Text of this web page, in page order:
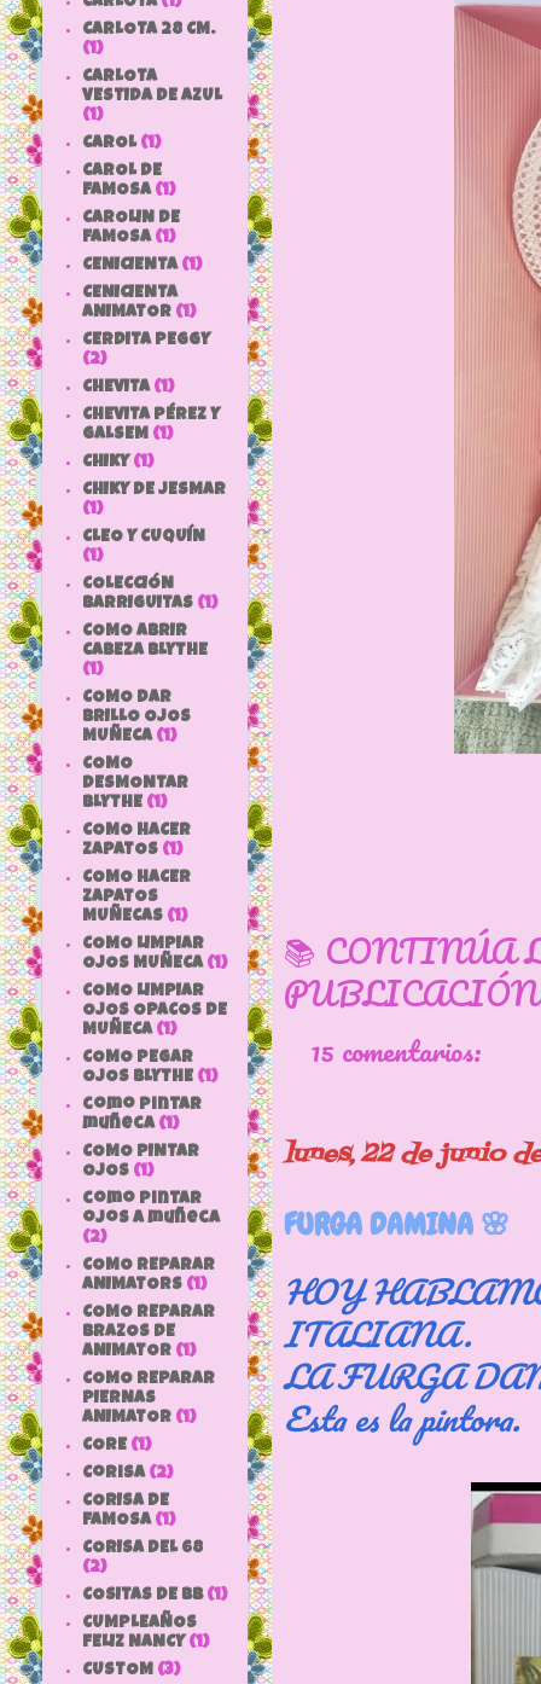
📚 CONTINÚA
15 comentarios:
lunes, 22 de junio
FURGA DAMINA 🌸
HOY
ITALIANA.
LA FURGA
Esta es la pintora.
CARLOTA 28 CM.
(1)
CARLOTA
VESTIDA DE AZUL
(1)
CAROL (1)
CAROL DE
FAMOSA (1)
CAROLIN DE
FAMOSA (1)
CENICIENTA (1)
CENICIENTA
ANIMATOR (1)
CERDITA PEGGY
(2)
CHEVITA (1)
CHEVITA PÉREZ Y
GALSEM (1)
CHIKY (1)
CHIKY DE JESMAR
(1)
CLEO Y CUQUÍN
(1)
COLECCIÓN
BARRIGUITAS (1)
COMO ABRIR
CABEZA BLYTHE
(1)
COMO DAR
BRILLO OJOS
MUÑECA (1)
COMO
DESMONTAR
BLYTHE (1)
COMO HACER
ZAPATOS (1)
COMO HACER
ZAPATOS
MUÑECAS (1)
COMO LIMPIAR
OJOS MUÑECA (1)
COMO LIMPIAR
OJOS OPACOS DE
MUÑECA (1)
COMO PEGAR
OJOS BLYTHE (1)
como pintar
muñeca (1)
COMO PINTAR
OJOS (1)
como pintar
ojos a muñeca
(2)
COMO REPARAR
ANIMATORS (1)
COMO REPARAR
BRAZOS DE
ANIMATOR (1)
COMO REPARAR
PIERNAS
ANIMATOR (1)
CORE (1)
Corisa (2)
CORISA DE
FAMOSA (1)
CORISA DEL 68
(2)
COSITAS DE bb (1)
CUMPLEAÑOS
FELIZ NANCY (1)
CUSTOM (3)